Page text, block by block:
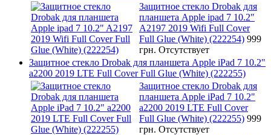
Защитное стекло Drobak для
планшета Apple ipad 7 10.2"
A2197 2019 Wifi Full Cover
Full Glue (White) (222254) 999
грн. Отсутствует
Защитное стекло Drobak для планшета Apple iPad 7 10.2"
a2200 2019 LTE Full Cover Full Glue (White) (222255)
Защитное стекло Drobak для
планшета Apple iPad 7 10.2"
a2200 2019 LTE Full Cover
Full Glue (White) (222255) 999
грн. Отсутствует